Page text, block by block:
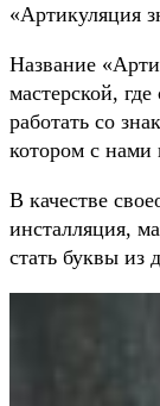
«Артикуляция
Название
мастерской,
работать со
котором с нами
В качестве
инсталляция,
стать буквы из